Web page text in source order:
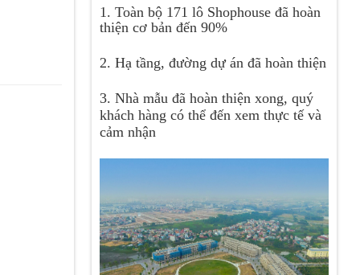
1. Toàn bộ 171 lô Shophouse đã hoàn
thiện cơ bản đến 90%
2. Hạ tầng, đường dự án đã hoàn thiện
3. Nhà mẫu đã hoàn thiện xong, quý
khách hàng có thể đến xem thực tế và
cảm nhận